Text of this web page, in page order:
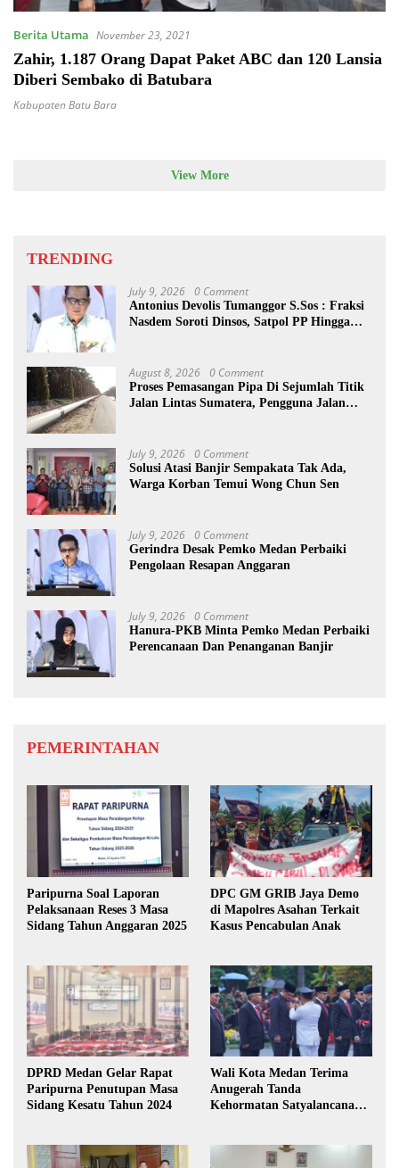
Berita Utama November 23, 2021
Zahir, 1.187 Orang Dapat Paket ABC dan 120 Lansia
Diberi Sembako di Batubara
Kabupaten Batu Bara
View More
TRENDING
July 9, 2026 0 Comment
Antonius Devolis Tumanggor S.Sos : Fraksi
Nasdem Soroti Dinsos, Satpol PP Hingga
August 8, 2026 0 Comment
Proses Pemasangan Pipa Di Sejumlah Titik
Jalan Lintas Sumatera, Pengguna Jalan
July 9, 2026 0 Comment
Solusi Atasi Banjir Sempakata Tak Ada,
Warga Korban Temui Wong Chun Sen
July 9, 2026 0 Comment
Gerindra Desak Pemko Medan Perbaiki
Pengolaan Resapan Anggaran
July 9, 2026 0 Comment
Hanura-PKB Minta Pemko Medan Perbaiki
Perencanaan Dan Penanganan Banjir
PEMERINTAHAN
Paripurna Soal Laporan
Pelaksanaan Reses 3 Masa
Sidang Tahun Anggaran 2025
DPC GM GRIB Jaya Demo
di Mapolres Asahan Terkait
Kasus Pencabulan Anak
DPRD Medan Gelar Rapat
Paripurna Penutupan Masa
Sidang Kesatu Tahun 2024
Wali Kota Medan Terima
Anugerah Tanda
Kehormatan Satyalancana